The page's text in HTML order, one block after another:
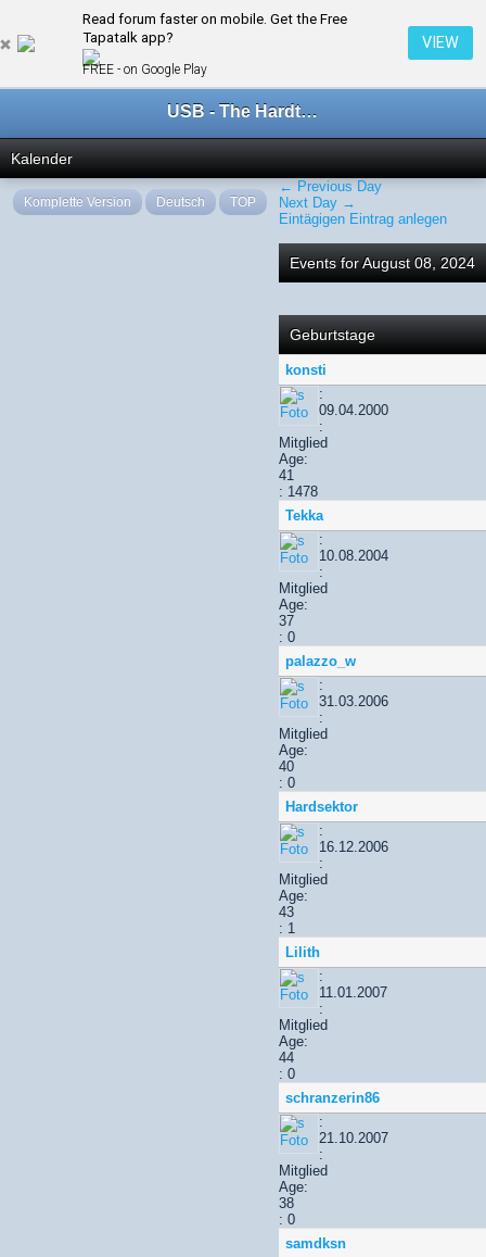
Read forum faster on mobile. Get the Free
Tapatalk app?
FREE - on Google Play
VIEW
USB - The Hardtechno Family
Kalender
← Previous Day
Next Day →
Eintägigen Eintrag anlegen
Events for August 08, 2024
Geburtstage
konsti
:
09.04.2000
:
Mitglied
Age:
41
: 1478
Tekka
:
10.08.2004
:
Mitglied
Age:
37
: 0
palazzo_w
:
31.03.2006
:
Mitglied
Age:
40
: 0
Hardsektor
:
16.12.2006
:
Mitglied
Age:
43
: 1
Lilith
:
11.01.2007
:
Mitglied
Age:
44
: 0
schranzerin86
:
21.10.2007
:
Mitglied
Age:
38
: 0
samdksn
Komplette Version Deutsch TOP